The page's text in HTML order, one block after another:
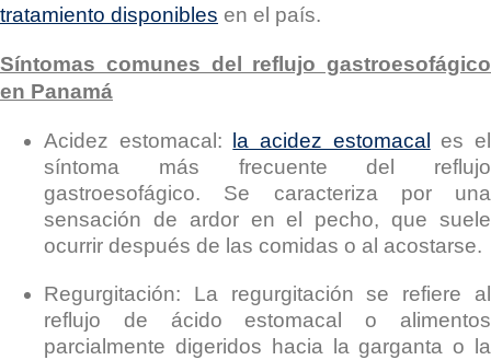
tratamiento disponibles en el país.
Síntomas comunes del reflujo gastroesofágico
en Panamá
Acidez estomacal: la acidez estomacal
es el
síntoma más frecuente del reflujo
gastroesofágico. Se caracteriza por una
sensación de ardor en el pecho, que suele
ocurrir después de las comidas o al acostarse.
Regurgitación: La regurgitación se refiere al
reflujo de ácido estomacal o alimentos
parcialmente digeridos hacia la garganta o la